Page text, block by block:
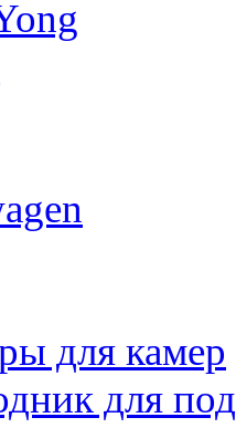
для камер
для